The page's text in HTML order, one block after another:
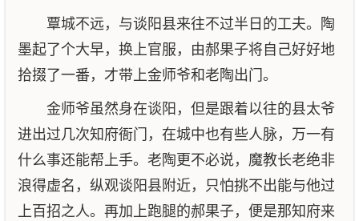
覃城不远，与谈阳县来往不过半日的工夫。陶
墨起了个大早，换上官服，由郝果子将自己好好地
拾掇了一番，才带上金师爷和老陶出门。
金师爷虽然身在谈阳，但是跟着以往的县太爷
进出过几次知府衙门，在城中也有些人脉，万一有
什么事还能帮上手。老陶更不必说，魔教长老绝非
浪得虚名，纵观谈阳县附近，只怕挑不出能与他过
上百招之人。再加上跑腿的郝果子，便是那知府来